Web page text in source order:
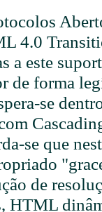
4.0
a este
de forma
se
se que
de
HTML